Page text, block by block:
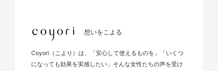
想いをこよる
Coyori（こより）は、「安心して使えるものを」「いくつ
になっても効果を実感したい」そんな女性たちの声を受け